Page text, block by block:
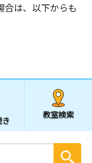
合は、以下からも
き
教室検索